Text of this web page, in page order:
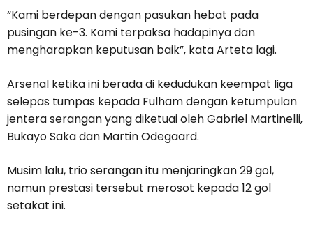
“Kami berdepan dengan pasukan hebat pada
pusingan ke-3. Kami terpaksa hadapinya dan
mengharapkan keputusan baik”, kata Arteta lagi.
Arsenal ketika ini berada di kedudukan keempat liga
selepas tumpas kepada Fulham dengan ketumpulan
jentera serangan yang diketuai oleh Gabriel Martinelli,
Bukayo Saka dan Martin Odegaard.
Musim lalu, trio serangan itu menjaringkan 29 gol,
namun prestasi tersebut merosot kepada 12 gol
setakat ini.